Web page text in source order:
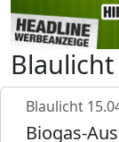
Blaulicht
Blaulicht
Biogas-